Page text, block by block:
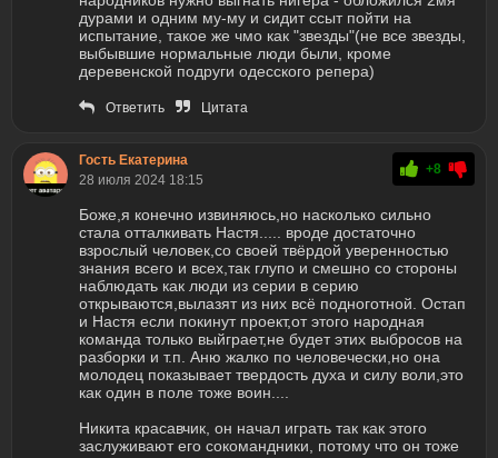
дурами и одним му-му и сидит ссыт пойти на
испытание, такое же чмо как "звезды"(не все звезды,
выбывшие нормальные люди были, кроме
деревенской подруги одесского репера)
Ответить Цитата
Гость Екатерина
28 июля 2024 18:15
+8
Боже,я конечно извиняюсь,но насколько сильно
стала отталкивать Настя..... вроде достаточно
взрослый человек,со своей твёрдой уверенностью
знания всего и всех,так глупо и смешно со стороны
наблюдать как люди из серии в серию
открываются,вылазят из них всё подноготной. Остап
и Настя если покинут проект,от этого народная
команда только выйграет,не будет этих выбросов на
разборки и т.п. Аню жалко по человечески,но она
молодец показывает твердость духа и силу воли,это
как один в поле тоже воин....
Никита красавчик, он начал играть так как этого
заслуживают его сокомандники, потому что он тоже